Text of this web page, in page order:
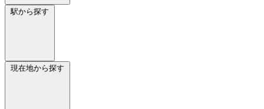
駅から探す
現在地から探す